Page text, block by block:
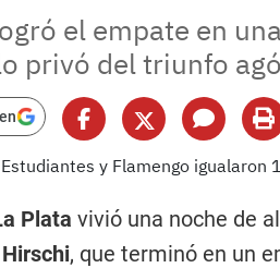
el empate en
privó del triunfo
Plata vivió una noche de
, que terminó en un